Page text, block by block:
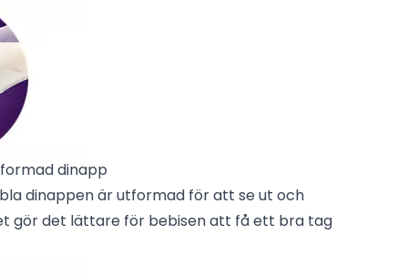
dinapp
dinappen är utformad för att se ut och
gör det lättare för bebisen att få ett bra tag